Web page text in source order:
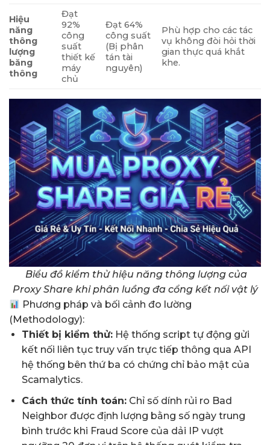
Hiệu
năng
thông
lượng
băng
thông
Đạt
92%
công
suất
thiết kế
máy
chủ
Đạt 64%
công suất
(Bị phân
tán tài
nguyên)
Phù hợp cho các tác
vụ không đòi hỏi thời
gian thực quá khắt
khe.
Biểu đồ kiểm thử hiệu năng thông lượng của
Proxy Share khi phân luồng đa cổng kết nối vật lý
Phương pháp và bối cảnh đo lường
(Methodology):
Thiết bị kiểm thử:Hệ thống script tự động gửi
kết nối liên tục truy vấn trực tiếp thông qua API
hệ thống bên thứ ba có chứng chỉ bảo mật của
Scamalytics.
Cách thức tính toán:Chỉ số dính rủi ro Bad
Neighbor được định lượng bằng số ngày trung
bình trước khi Fraud Score của dải IP vượt